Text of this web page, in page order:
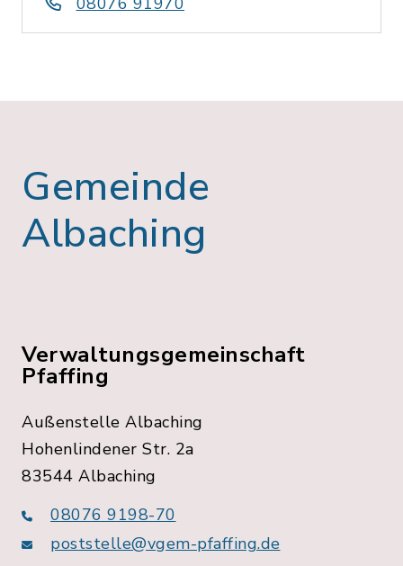
Gemeinde
Albaching
Verwaltungsgemeinschaft
Pfaffing
Außenstelle Albaching
Hohenlindener Str. 2a
83544 Albaching
08076 9198-70
poststelle@vgem-pfaffing.de